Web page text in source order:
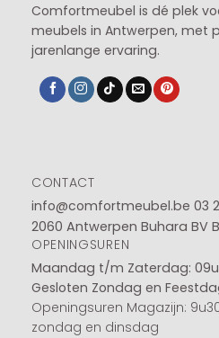
Comfortmeubel is dé plek
meubels in Antwerpen, met
jarenlange ervaring.
CONTACT
info@comfortmeubel.be 03
2060 Antwerpen Buhara BV
OPENINGSUREN
Maandag t/m Zaterdag:
Gesloten Zondag en
Openingsuren Magazijn:
zondag en dinsdag